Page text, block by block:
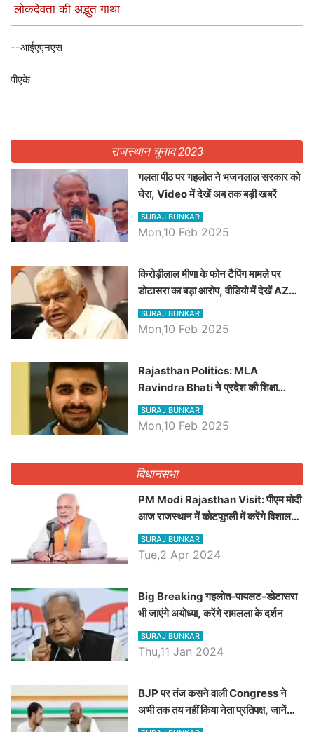
लोकदेवता की अद्भुत गाथा
--आईएएनएस
पीएके
राजस्थान चुनाव 2023
गलता पीठ पर गहलोत ने भजनलाल सरकार को
घेरा, Video में देखें अब तक बड़ी खबरें
SURAJ BUNKAR
Mon,10 Feb 2025
किरोड़ीलाल मीणा के फोन टैपिंग मामले पर
डोटासरा का बड़ा आरोप, वीडियो में देखें AZ
बड़ी खबरें
SURAJ BUNKAR
Mon,10 Feb 2025
Rajasthan Politics: MLA
Ravindra Bhati ने प्रदेश की शिक्षा
व्यवस्था पर उठाए सवाल, Madan
Dilawar पर हमला करते हुए गिनवाये खाली
SURAJ BUNKAR
Mon,10 Feb 2025
विधानसभा
PM Modi Rajasthan Visit: पीएम मोदी
आज राजस्थान में कोटपूतली में करेंगे विशाल
रैली, एक सभा से 8 सीटों पर साधेगें निशाना
SURAJ BUNKAR
Tue,2 Apr 2024
Big Breaking गहलोत-पायलट-डोटासरा
भी जाएंगे अयोध्या, करेंगे रामलला के दर्शन
SURAJ BUNKAR
Thu,11 Jan 2024
BJP पर तंज कसने वाली Congress ने
अभी तक तय नहीं किया नेता प्रतिपक्ष, जानें
कौन होगा दावेदार